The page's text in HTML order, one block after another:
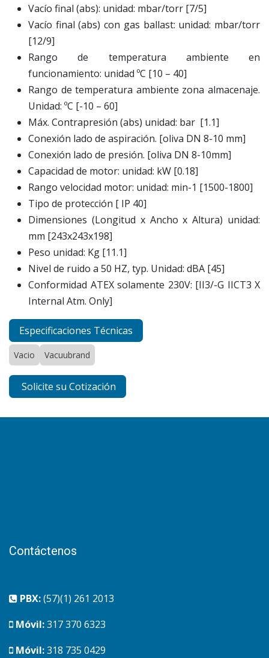
Vacío final (abs): unidad: mbar/torr [7/5]
Vacío final (abs) con gas ballast: unidad: mbar/torr
[12/9]
Rango de temperatura ambiente en
funcionamiento: unidad ºC [10 – 40]
Rango de temperatura ambiente zona almacenaje.
Unidad: ºC [-10 – 60]
Máx. Contrapresión (abs) unidad: bar [1.1]
Conexión lado de aspiración. [oliva DN 8-10 mm]
Conexión lado de presión. [oliva DN 8-10mm]
Capacidad de motor: unidad: kW [0.18]
Rango velocidad motor: unidad: min-1 [1500-1800]
Tipo de protección [ IP 40]
Dimensiones (Longitud x Ancho x Altura) unidad:
mm [243x243x198]
Peso unidad: Kg [11.1]
Nivel de ruido a 50 HZ, typ. Unidad: dBA [45]
Conformidad ATEX solamente 230V: [II3/-G IICT3 X
Internal Atm. Only]
Especificaciones Técnicas
Vacio Vacuubrand
Solicite su Cotización
Contáctenos
PBX:(57)(1) 261 2013
Móvil:317 370 6323
Móvil:318 735 0429